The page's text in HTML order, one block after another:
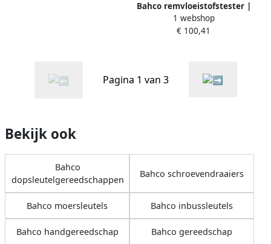
Bahco remvloeistofstester |
BBR110
1 webshop
€ 100,41
Pagina 1 van 3
Bekijk ook
Bahco
dopsleutelgereedschappen
Bahco schroevendraaiers
Bahco moersleutels Bahco inbussleutels
Bahco handgereedschap Bahco gereedschap